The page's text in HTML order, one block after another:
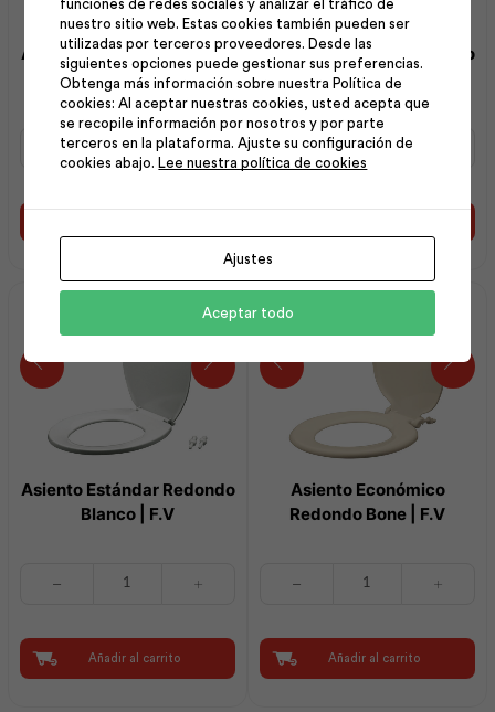
Aireador Universal Grifería
Cocina | F.V
Aireador
Universal
F.V
Asiento Estándar Redondo
Rojo | F.V
Asiento
Estándar
F.V
cantidad
Asiento Estándar Redondo
Blanco | F.V
Blanco
F.V
Añadir al carrito
Asiento Económico
Redondo Bone | F.V
Bone
F.V
Añadir al carrito
funciones de redes sociales y analizar el tráfico de
nuestro sitio web. Estas cookies también pueden ser
utilizadas por terceros proveedores. Desde las
siguientes opciones puede gestionar sus preferencias.
Obtenga más información sobre nuestra Política de
cookies: Al aceptar nuestras cookies, usted acepta que
se recopile información por nosotros y por parte
terceros en la plataforma. Ajuste su configuración de
cookies abajo.
Lee nuestra política de cookies
Ajustes
Aceptar todo